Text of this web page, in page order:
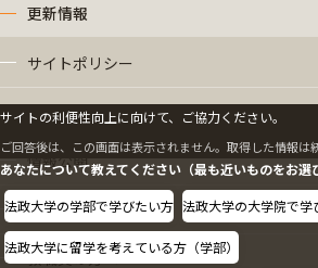
更新情報
サイトポリシー
プライバシーポリシー
情報公開
採用情報
教職員の方へ
サイトの利便性向上に向けて、ご協力ください。
ご回答後は、この画面は表示されません。取得した情報は
あなたについて教えてください（最も近いものをお選
法政大学の学部で学びたい方 法政大学の大学院で学
法政大学に留学を考えている方（学部）